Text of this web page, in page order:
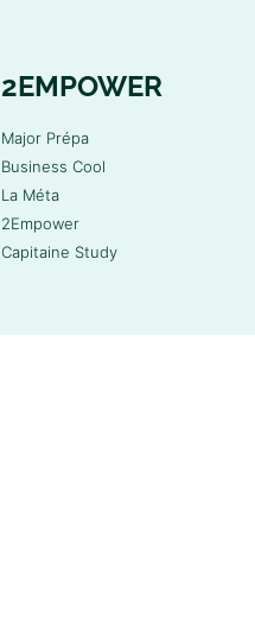
2EMPOWER
Major Prépa
Business Cool
La Méta
2Empower
Capitaine Study